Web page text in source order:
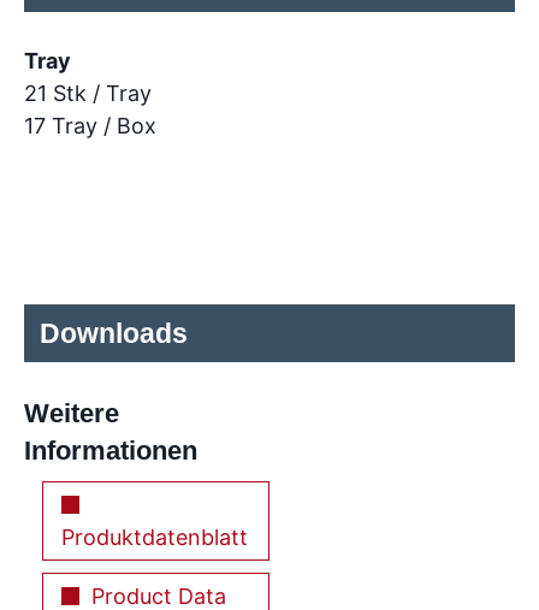
Tray
21 Stk / Tray
17 Tray / Box
Downloads
Weitere
Informationen
Produktdatenblatt
Product Data